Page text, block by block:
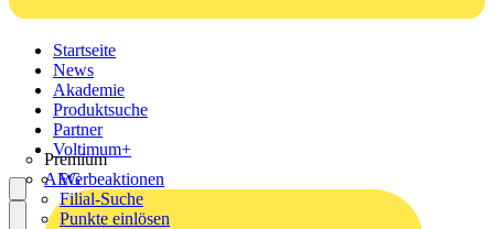
Startseite
News
Akademie
Produktsuche
Partner
Premium
AEG
Voltimum+
Werbeaktionen
Filial-Suche
Punkte einlösen